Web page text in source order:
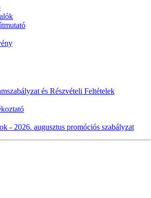
és Részvételi Feltételek
- 2026. augusztus promóciós szabályzat